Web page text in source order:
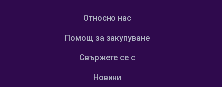
Относно нас
Помощ за закупуване
Свържете се с
Новини